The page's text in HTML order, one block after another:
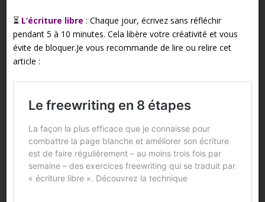
⏳ L’écriture libre : Chaque jour, écrivez sans réfléchir
pendant 5 à 10 minutes. Cela libère votre créativité et vous
évite de bloquer.Je vous recommande de lire ou relire cet
article :